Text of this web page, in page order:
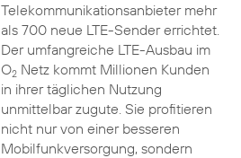
Telekommunikationsanbieter mehr
als 700 neue LTE-Sender errichtet.
Der umfangreiche LTE-Ausbau im
O2Netz kommt Millionen Kunden
in ihrer täglichen Nutzung
unmittelbar zugute. Sie profitieren
nicht nur von einer besseren
Mobilfunkversorgung, sondern